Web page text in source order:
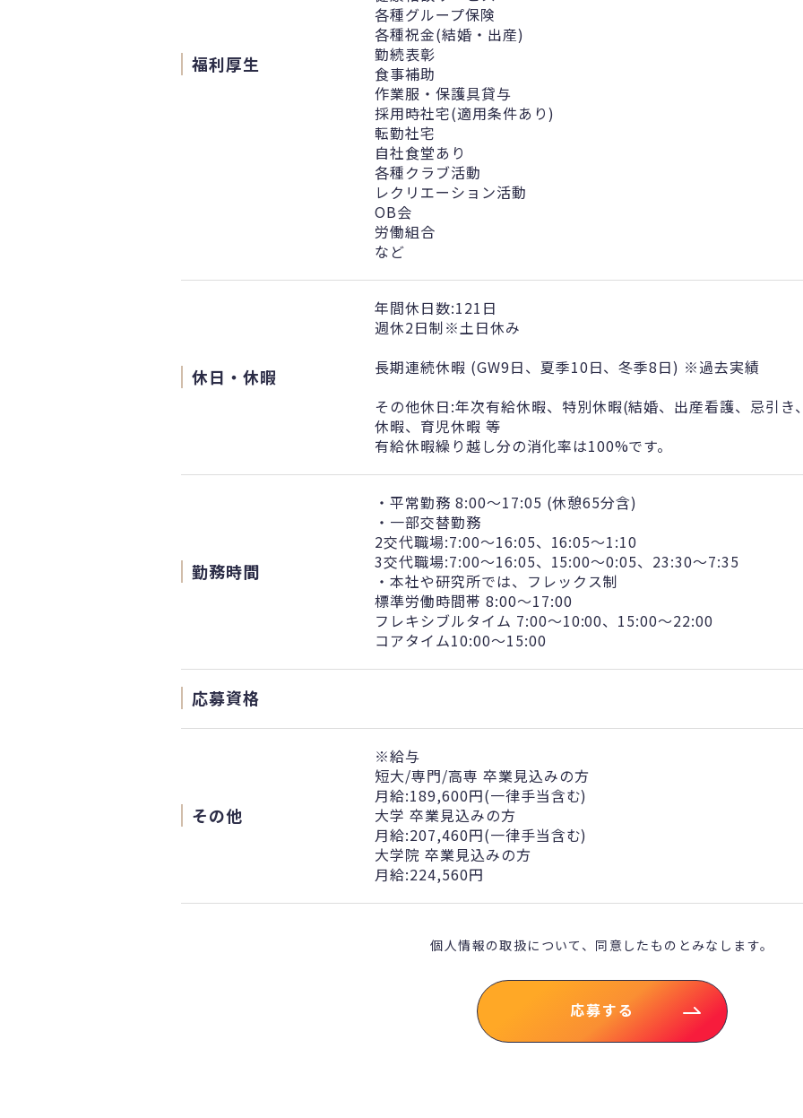
福利厚生
各種グループ保険
各種祝金(結婚・出産)
勤続表彰
食事補助
作業服・保護具貸与
採用時社宅(適用条件あり)
転勤社宅
自社食堂あり
各種クラブ活動
レクリエーション活動
OB会
労働組合
など
休日・休暇
年間休日数:121日
週休2日制※土日休み
長期連続休暇 (GW9日、夏季10日、冬季8日) ※過去実績
その他休日:年次有給休暇、特別休暇(結婚、出産看護、忌引
休暇、育児休暇 等
有給休暇繰り越し分の消化率は100%です。
勤務時間
・平常勤務 8:00～17:05 (休憩65分含)
・一部交替勤務
2交代職場:7:00～16:05、16:05～1:10
3交代職場:7:00～16:05、15:00～0:05、23:30～7:35
・本社や研究所では、フレックス制
標準労働時間帯 8:00～17:00
フレキシブルタイム 7:00～10:00、15:00～22:00
コアタイム10:00～15:00
応募資格
その他
※給与
短大/専門/高専 卒業見込みの方
月給:189,600円(一律手当含む)
大学 卒業見込みの方
月給:207,460円(一律手当含む)
大学院 卒業見込みの方
月給:224,560円
個人情報の取扱について、 同意したものとみなします。
応募する